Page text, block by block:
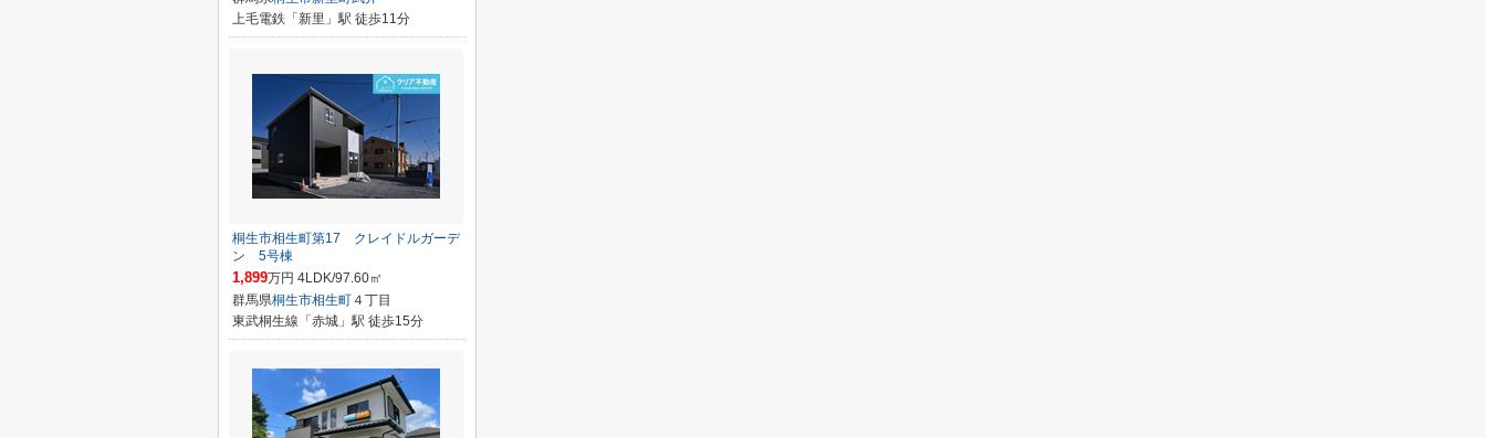
上毛電鉄「新里」駅 徒歩11分
桐生市相生町第17 クレイドルガーデ
ン 5号棟
1,899万円 4LDK/97.60㎡
群馬県桐生市相生町４丁目
東武桐生線「赤城」駅 徒歩15分